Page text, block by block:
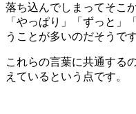
落ち込んでしまってそこ
「やっぱり」「ずっと」
うことが多いのだそうです
これらの言葉に共通する
えているという点です。